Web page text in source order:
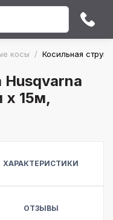
косы / Косильная
Husqvarna
x 15м,
ХАРАКТЕРИСТИКИ
ОТЗЫВЫ